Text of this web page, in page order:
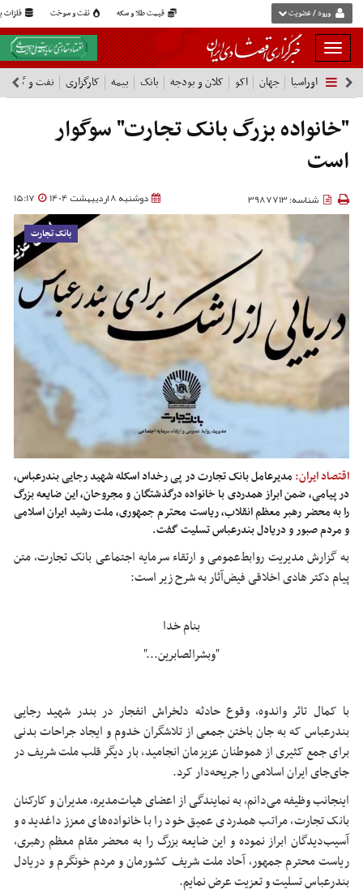
قیمت طلا و سکه نفت و سوخت فلزات ورود / عضویت
بار
و
بسته
نمودن
فهرست
اوراسیا جهان اکو کلان و بودجه بانک بیمه کارگزاری نفت و گاز
"خانواده بزرگ بانک تجارت" سوگوار
است
دوشنبه 8 اردیبهشت 1404 15:17 شناسه: 3987713
بانک تجارت
اقتصاد ایران: مدیرعامل بانک تجارت در پی رخداد اسکله شهید رجایی بندرعباس،
در پیامی، ضمن ابراز همدردی با خانواده درگذشتگان و مجروحان، این ضایعه بزرگ
را به محضر رهبر معظم انقلاب، ریاست محترم جمهوری، ملت رشید ایران اسلامی
و مردم صبور و دریادل بندرعباس تسلیت گفت.
به گزارش مدیریت روابط‌عمومی و ارتقاء سرمایه اجتماعی بانک تجارت، متن
پیام دکتر هادی اخلاقی فیض‌‌آثار به شرح زیر است:
بنام خدا
"وبشرالصابرین..."
با کمال تاثر واندوه، وقوع حادثه دلخراش انفجار در بندر شهید رجایی
بندرعباس که به جان باختن جمعی از تلاشگران خدوم و ایجاد جراحات بدنی
برای جمع کثیری از هموطنان عزیزمان انجامید، بار دیگر قلب ملت شریف در
جای‌جای ایران اسلامی را جریحه‌دار کرد.
اینجانب وظیفه می‌دانم، به نمایندگی از اعضای هیات‌مدیره، مدیران و کارکنان
بانک تجارت، مراتب همدردی عمیق خود را با خانواده‌های معزز داغدیده و
آسیب‌دیدگان ابراز نموده و این ضایعه بزرگ را به محضر مقام معظم رهبری،
ریاست محترم جمهور، آحاد ملت شریف کشورمان و مردم خونگرم و دریادل
بندرعباس تسلیت و تعزیت عرض نمایم.